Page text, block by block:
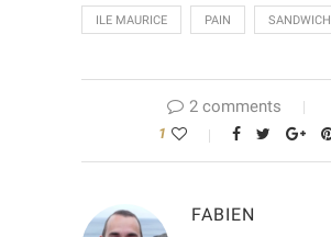
ILE MAURICE PAIN SANDWICH
2 comments
1
FABIEN